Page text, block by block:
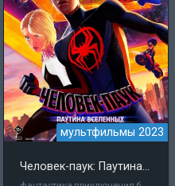
мультфильмы 2023
Человек-паук: Паутина вселенных